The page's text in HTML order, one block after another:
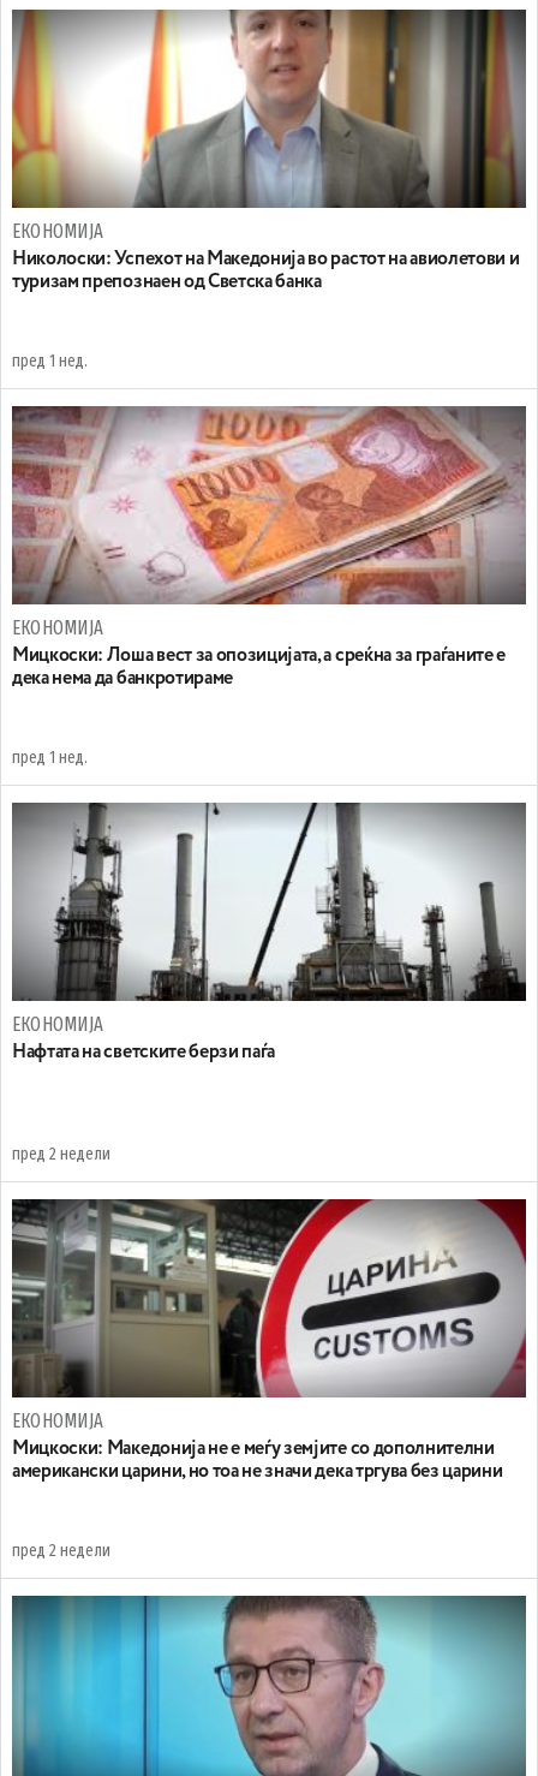
ЕКОНОМИЈА
Николоски: Успехот на Македонија во растот на авиолетови и
туризам препознаен од Светска банка
пред 1 нед.
ЕКОНОМИЈА
Мицкоски: Лоша вест за опозицијата, а среќна за граѓаните е
дека нема да банкротираме
пред 1 нед.
ЕКОНОМИЈА
Нафтата на светските берзи паѓа
пред 2 недели
ЕКОНОМИЈА
Мицкоски: Македонија не е меѓу земјите со дополнителни
американски царини, но тоа не значи дека тргува без царини
пред 2 недели